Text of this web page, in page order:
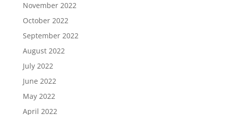
November 2022
October 2022
September 2022
August 2022
July 2022
June 2022
May 2022
April 2022